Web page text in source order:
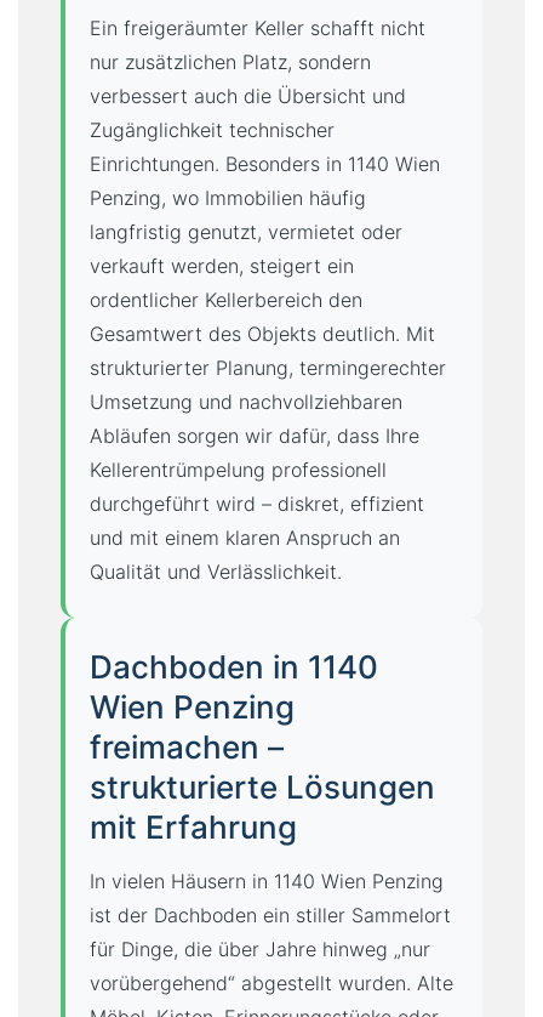
Ein freigeräumter Keller schafft nicht
nur zusätzlichen Platz, sondern
verbessert auch die Übersicht und
Zugänglichkeit technischer
Einrichtungen. Besonders in 1140 Wien
Penzing, wo Immobilien häufig
langfristig genutzt, vermietet oder
verkauft werden, steigert ein
ordentlicher Kellerbereich den
Gesamtwert des Objekts deutlich. Mit
strukturierter Planung, termingerechter
Umsetzung und nachvollziehbaren
Abläufen sorgen wir dafür, dass Ihre
Kellerentrümpelung professionell
durchgeführt wird – diskret, effizient
und mit einem klaren Anspruch an
Qualität und Verlässlichkeit.
Dachboden in 1140
Wien Penzing
freimachen –
strukturierte Lösungen
mit Erfahrung
In vielen Häusern in 1140 Wien Penzing
ist der Dachboden ein stiller Sammelort
für Dinge, die über Jahre hinweg „nur
vorübergehend“ abgestellt wurden. Alte